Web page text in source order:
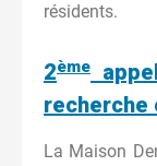
résidents.
2ème
recherche
La Maison